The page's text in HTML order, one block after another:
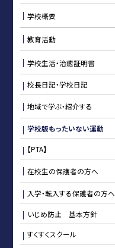
学校概要
教育活動
学校生活・治癒証明書
校長日記・学校日記
地域で学ぶ・紹介する
学校版もったいない運動
【PTA】
在校生の保護者の方へ
入学・転入する保護者の方へ
いじめ防止 基本方針
すくすくスクール